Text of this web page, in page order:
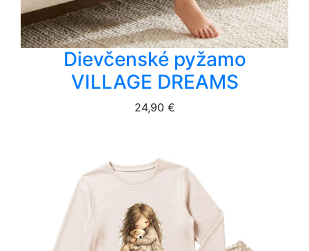
Dievčenské pyžamo
VILLAGE DREAMS
24,90 €